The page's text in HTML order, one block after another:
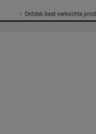
Ontdekbest verkochte